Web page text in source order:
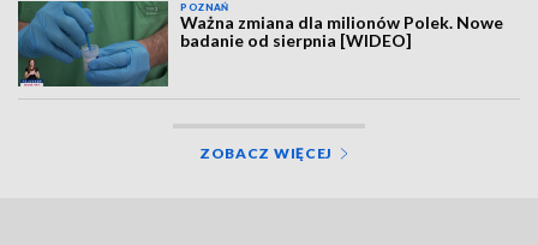
POZNAŃ
Ważna zmiana dla milionów Polek. Nowe
badanie od sierpnia [WIDEO]
ZOBACZ WIĘCEJ